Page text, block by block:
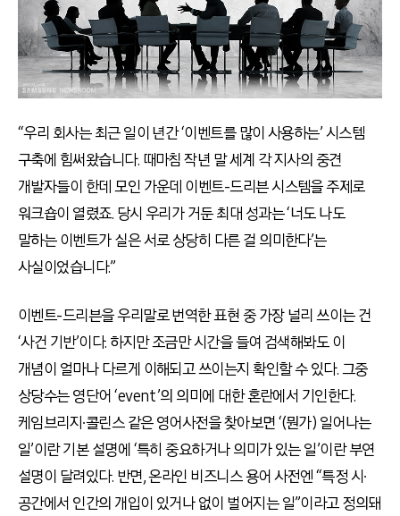
“우리 회사는 최근 일이 년간 ‘이벤트를 많이 사용하는’ 시스템
구축에 힘써왔습니다. 때마침 작년 말 세계 각 지사의 중견
개발자들이 한데 모인 가운데 이벤트-드리븐 시스템을 주제로
워크숍이 열렸죠. 당시 우리가 거둔 최대 성과는 ‘너도 나도
말하는 이벤트가 실은 서로 상당히 다른 걸 의미한다’는
사실이었습니다.”
이벤트-드리븐을 우리말로 번역한 표현 중 가장 널리 쓰이는 건
‘사건 기반’이다. 하지만 조금만 시간을 들여 검색해봐도 이
개념이 얼마나 다르게 이해되고 쓰이는지 확인할 수 있다. 그중
상당수는 영단어 ‘event’의 의미에 대한 혼란에서 기인한다.
케임브리지∙콜린스 같은 영어사전을 찾아보면 ‘(뭔가) 일어나는
일’이란 기본 설명에 ‘특히 중요하거나 의미가 있는 일’이란 부연
설명이 달려있다. 반면, 온라인 비즈니스 용어 사전엔 “특정 시∙
공간에서 인간의 개입이 있거나 없이 벌어지는 일”이라고 정의돼